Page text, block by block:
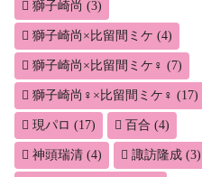
獅子崎尚 (3)
獅子崎尚×比留間ミケ (4)
獅子崎尚×比留間ミケ♀ (7)
獅子崎尚♀×比留間ミケ♀ (17)
現パロ (17) 百合 (4)
神頭瑞清 (4) 諏訪隆成 (3)